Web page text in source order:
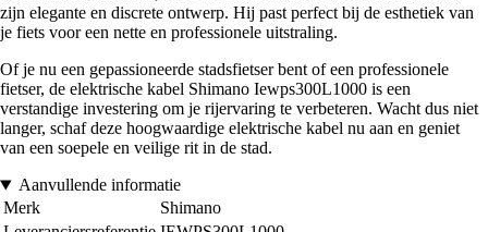
zijn elegante en discrete ontwerp. Hij past perfect bij de esthetiek van
je fiets voor een nette en professionele uitstraling.
Of je nu een gepassioneerde stadsfietser bent of een professionele
fietser, de elektrische kabel Shimano Iewps300L1000 is een
verstandige investering om je rijervaring te verbeteren. Wacht dus niet
langer, schaf deze hoogwaardige elektrische kabel nu aan en geniet
van een soepele en veilige rit in de stad.
Aanvullende informatie
Merk
Shimano